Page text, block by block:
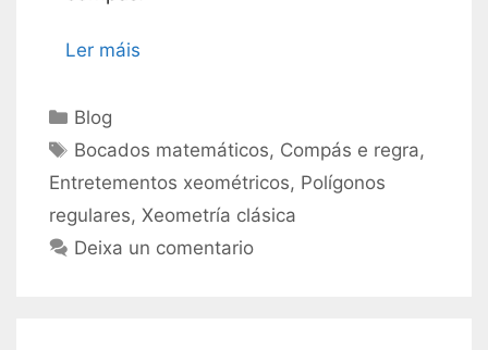
Ler máis
Categorías
Blog
Etiquetas
Bocados matemáticos, Compás e regra,
Entretementos xeométricos, Polígonos
regulares, Xeometría clásica
Deixa un comentario